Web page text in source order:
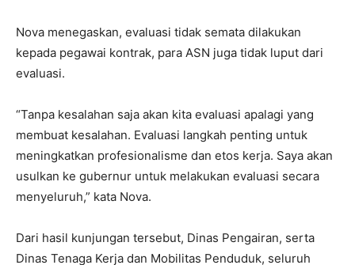
Nova menegaskan, evaluasi tidak semata dilakukan
kepada pegawai kontrak, para ASN juga tidak luput dari
evaluasi.
“Tanpa kesalahan saja akan kita evaluasi apalagi yang
membuat kesalahan. Evaluasi langkah penting untuk
meningkatkan profesionalisme dan etos kerja. Saya akan
usulkan ke gubernur untuk melakukan evaluasi secara
menyeluruh,” kata Nova.
Dari hasil kunjungan tersebut, Dinas Pengairan, serta
Dinas Tenaga Kerja dan Mobilitas Penduduk, seluruh